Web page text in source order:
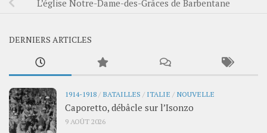
L’église Notre-Dame-des-Grâces de Barbentane
DERNIERS ARTICLES
1914-1918 / BATAILLES / ITALIE / NOUVELLE
Caporetto, débâcle sur l’Isonzo
9 AOÛT 2026